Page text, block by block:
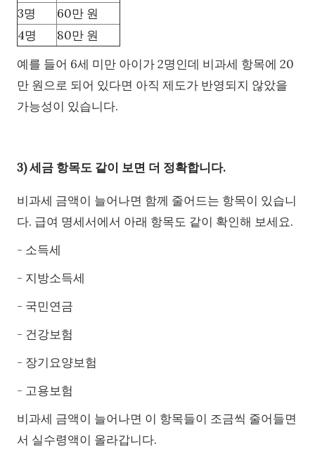
3명
60만 원
4명
80만 원
예를 들어 6세 미만 아이가 2명인데 비과세 항목에 20
만 원으로 되어 있다면 아직 제도가 반영되지 않았을
가능성이 있습니다.
3) 세금 항목도 같이 보면 더 정확합니다.
비과세 금액이 늘어나면 함께 줄어드는 항목이 있습니
다. 급여 명세서에서 아래 항목도 같이 확인해 보세요.
- 소득세
- 지방소득세
- 국민연금
- 건강보험
- 장기요양보험
- 고용보험
비과세 금액이 늘어나면 이 항목들이 조금씩 줄어들면
서 실수령액이 올라갑니다.